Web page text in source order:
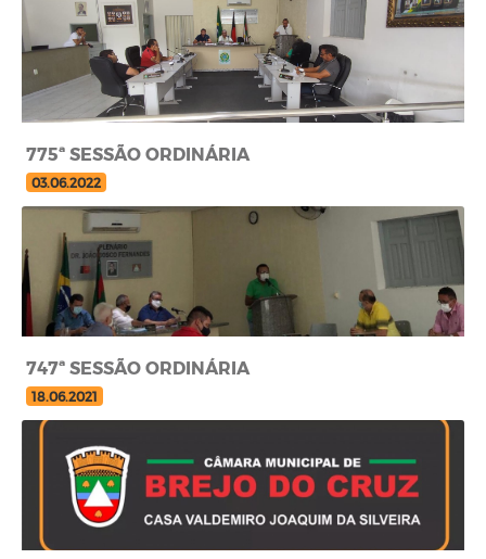
775ª SESSÃO ORDINÁRIA
03.06.2022
747ª SESSÃO ORDINÁRIA
18.06.2021